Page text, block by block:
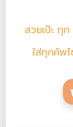
สวยเป๊ะ ทุ
ใส่ทุกคัพไ